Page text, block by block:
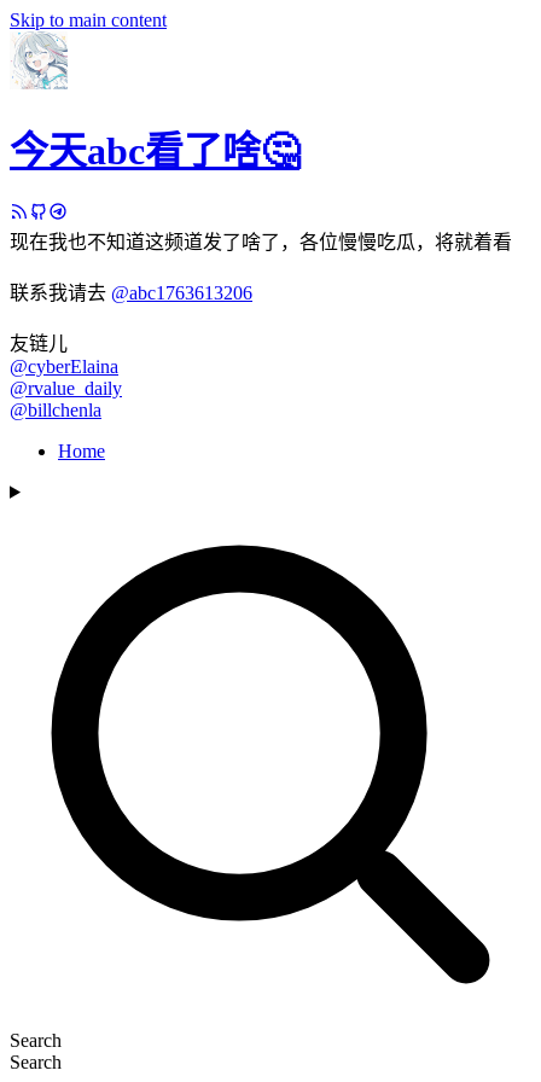
Skip to main content
今天abc看了啥🤔
现在我也不知道这频道发了啥了，各位慢慢吃瓜，将就着看
联系我请去 @abc1763613206
友链儿
@cyberElaina
@rvalue_daily
@billchenla
Home
Search
Search